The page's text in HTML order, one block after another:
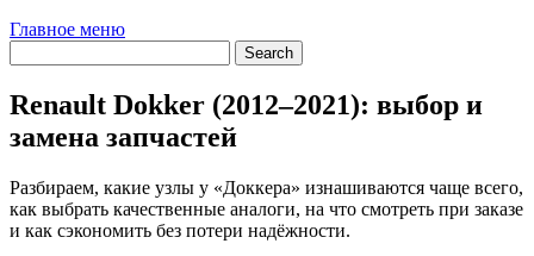
Главное меню
Renault Dokker (2012–2021): выбор и
замена запчастей
Разбираем, какие узлы у «Доккера» изнашиваются чаще всего,
как выбрать качественные аналоги, на что смотреть при заказе
и как сэкономить без потери надёжности.